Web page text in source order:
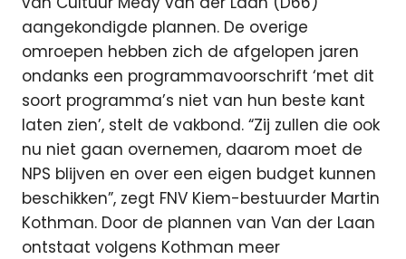
aangekondigde plannen. De overige
omroepen hebben zich de afgelopen jaren
ondanks een programmavoorschrift ‘met dit
soort programma’s niet van hun beste kant
laten zien’, stelt de vakbond. “Zij zullen die ook
nu niet gaan overnemen, daarom moet de
NPS blijven en over een eigen budget kunnen
beschikken”, zegt FNV Kiem-bestuurder Martin
Kothman. Door de plannen van Van der Laan
ontstaat volgens Kothman meer